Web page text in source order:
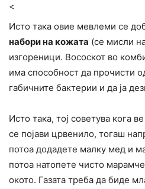
<
Исто така овие мевлеми се
набори на кожата (се мисли
изгореници. Вососкот во
има способност да прочисти
габичните бактерии и да ја
Исто така, тој советува кога
се појави црвенило, тогаш
потоа додадете малку мед и
потоа натопете чисто
окото. Газата треба да биде